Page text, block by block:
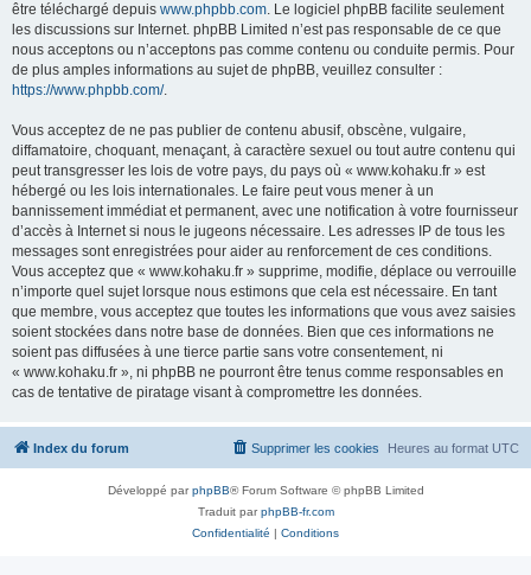
être téléchargé depuis www.phpbb.com. Le logiciel phpBB facilite seulement
les discussions sur Internet. phpBB Limited n’est pas responsable de ce que
nous acceptons ou n’acceptons pas comme contenu ou conduite permis. Pour
de plus amples informations au sujet de phpBB, veuillez consulter :
https://www.phpbb.com/.
Vous acceptez de ne pas publier de contenu abusif, obscène, vulgaire,
diffamatoire, choquant, menaçant, à caractère sexuel ou tout autre contenu qui
peut transgresser les lois de votre pays, du pays où « www.kohaku.fr » est
hébergé ou les lois internationales. Le faire peut vous mener à un
bannissement immédiat et permanent, avec une notification à votre fournisseur
d’accès à Internet si nous le jugeons nécessaire. Les adresses IP de tous les
messages sont enregistrées pour aider au renforcement de ces conditions.
Vous acceptez que « www.kohaku.fr » supprime, modifie, déplace ou verrouille
n’importe quel sujet lorsque nous estimons que cela est nécessaire. En tant
que membre, vous acceptez que toutes les informations que vous avez saisies
soient stockées dans notre base de données. Bien que ces informations ne
soient pas diffusées à une tierce partie sans votre consentement, ni
« www.kohaku.fr », ni phpBB ne pourront être tenus comme responsables en
cas de tentative de piratage visant à compromettre les données.
Index du forum Heures au format UTC
Supprimer les cookies
Développé parphpBB® Forum Software © phpBB Limited
Traduit parphpBB-fr.com
Confidentialité | Conditions